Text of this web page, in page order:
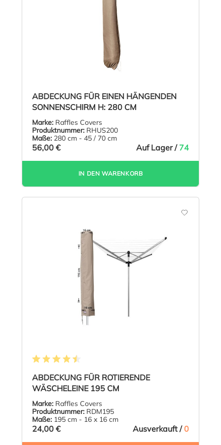
ABDECKUNG FÜR EINEN HÄNGENDEN
SONNENSCHIRM H: 280 CM
Marke: Raffles Covers
Produktnummer: RHUS200
Maße: 280 cm - 45 / 70 cm
56,00 € Auf Lager / 74
IN DEN WARENKORB
ABDECKUNG FÜR ROTIERENDE
WÄSCHELEINE 195 CM
Marke: Raffles Covers
Produktnummer: RDM195
Maße: 195 cm - 16 x 16 cm
24,00 € Ausverkauft /0